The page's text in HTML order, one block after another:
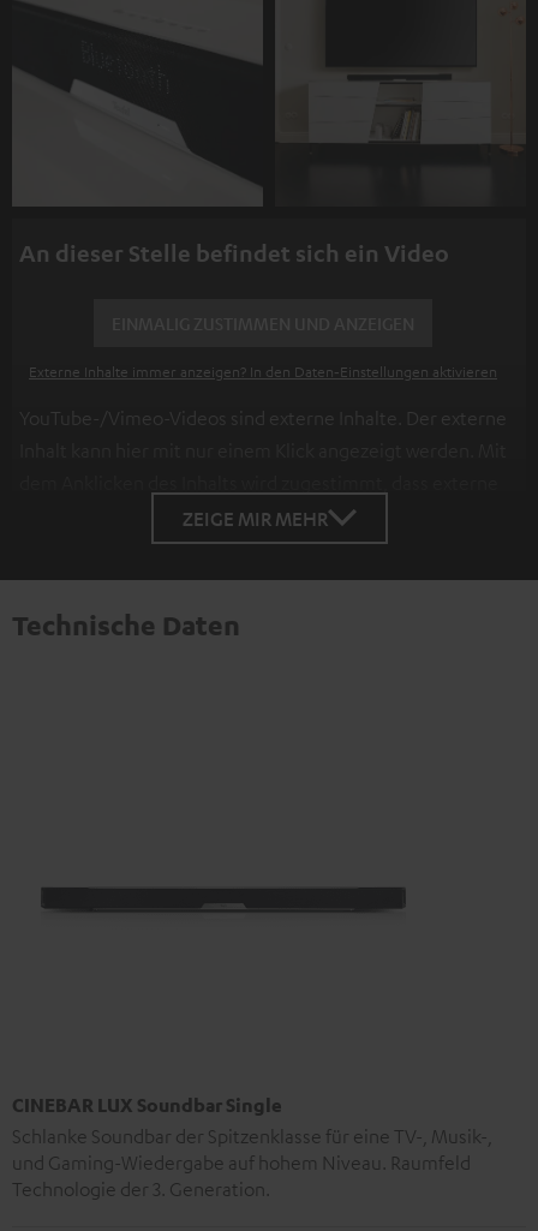
An dieser Stelle befindet sich ein Video
Externe Inhalte immer anzeigen? In den Daten‑Einstellungen aktivieren
YouTube-/Vimeo-Videos sind externe Inhalte. Der externe
Inhalte angezeigt werden. Dabei können
personenbezogene Daten an Drittplattformen
übermittelt werden.Weitere Informationen sind in der
Datenschutzerklärung unter I zu finden
ZEIGE MIR MEHR
Technische Daten
CINEBAR LUX Soundbar Single
Schlanke Soundbar der Spitzenklasse für eine TV-, Musik-,
und Gaming-Wiedergabe auf hohem Niveau. Raumfeld
Technologie der 3. Generation.